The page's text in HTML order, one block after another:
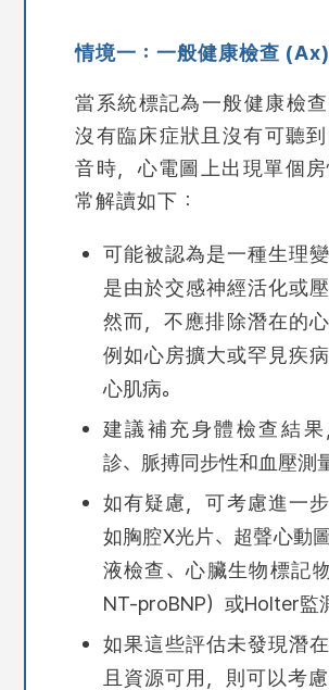
情境一：一般健康檢查 (Ax)
當系統標記為一般健康檢
沒有臨床症狀且沒有可聽
音時，心電圖上出現單個
常解讀如下：
可能被認為是一種生理
是由於交感神經活化或壓
然而，不應排除潛在的心
例如心房擴大或罕見疾
心肌病。
建議補充身體檢查結
診、脈搏同步性和血壓測量
如有疑慮，可考慮進一
如胸腔X光片、超聲心動
液檢查、心臟生物標記
NT-proBNP）或Holter監
如果這些評估未發現潛
且資源可用，則可以考